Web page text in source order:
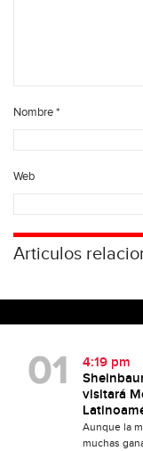
Nombre*
Web
Articulos
4:19 pm
visitará
Aunque la
muchas